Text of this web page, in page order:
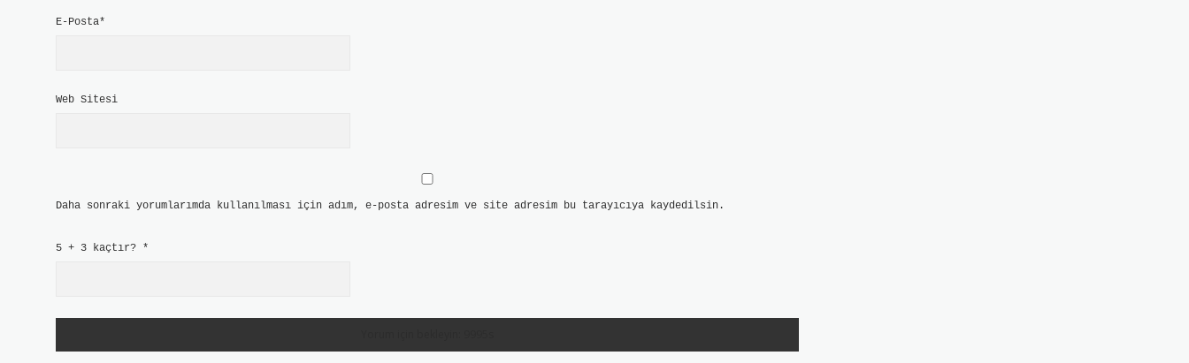
E-Posta*
Web Sitesi
Daha sonraki yorumlarımda kullanılması için adım, e-posta adresim ve site adresim bu tarayıcıya kaydedilsin.
5 + 3 kaçtır? *